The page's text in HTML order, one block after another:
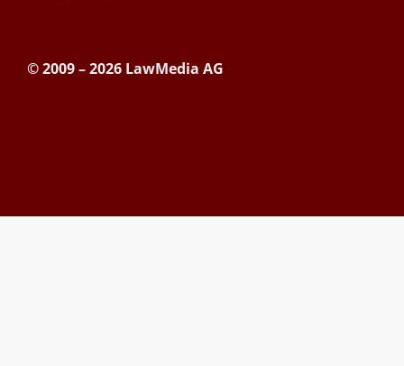
© 2009 – 2026 LawMedia AG